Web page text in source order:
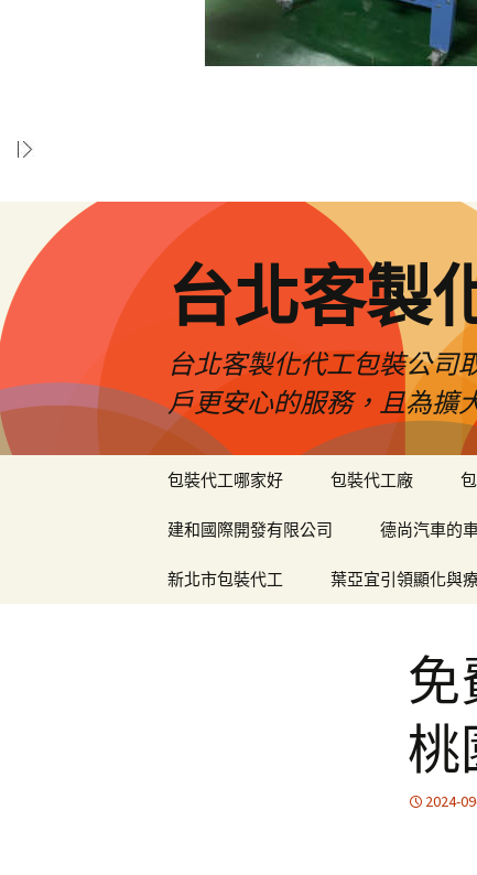
台北客製
台北客製化代工包裝公司
戶更安心的服務，且為擴
包裝代工哪家好 包裝代工廠
建和國際開發有限公司 德尚汽車的
新北市包裝代工 葉亞宜引領顯化與
免
桃
2024-